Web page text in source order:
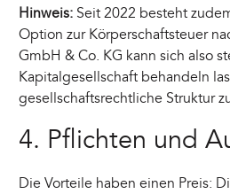
Hinweis: Seit 2022 besteht
Option zur Körperschaftsteuer
GmbH & Co. KG kann sich also
Kapitalgesellschaft behandeln
gesellschaftsrechtliche Struktur
4. Pflichten und
Die Vorteile haben einen Preis: